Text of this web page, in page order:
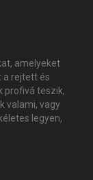
amelyeket
a rejtett és
profivá teszik,
valami, vagy
legyen,